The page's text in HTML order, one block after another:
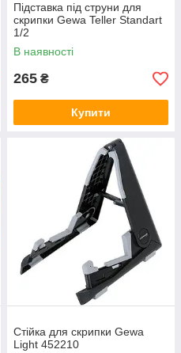
Підставка під струни для
скрипки Gewa Teller Standart
1/2
В наявності
265 ₴
Купити
Стійка для скрипки Gewa
Light 452210